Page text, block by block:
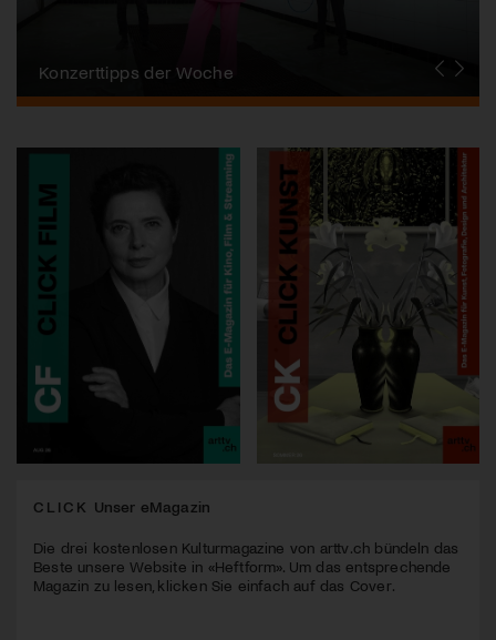
Alpentöne
Konzerttipps der Woche
Stanser Musiktage
FONDATION SUISA
Festival da Jazz
J.S. Bach-Stiftung
CLICK Unser eMagazin
Die drei kostenlosen Kulturmagazine von arttv.ch bündeln das
Beste unsere Website in «Heftform». Um das entsprechende
Magazin zu lesen, klicken Sie einfach auf das Cover.